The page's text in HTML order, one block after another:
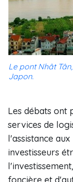
Le pont Nhât
Japon.
Les débats ont
services de
l'assistance
investisseurs